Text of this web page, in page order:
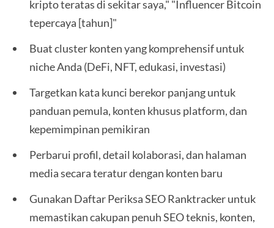
kripto teratas di sekitar saya," "Influencer Bitcoin
tepercaya [tahun]"
Buat cluster konten yang komprehensif untuk
niche Anda (DeFi, NFT, edukasi, investasi)
Targetkan kata kunci berekor panjang untuk
panduan pemula, konten khusus platform, dan
kepemimpinan pemikiran
Perbarui profil, detail kolaborasi, dan halaman
media secara teratur dengan konten baru
Gunakan Daftar Periksa SEO Ranktracker untuk
memastikan cakupan penuh SEO teknis, konten,